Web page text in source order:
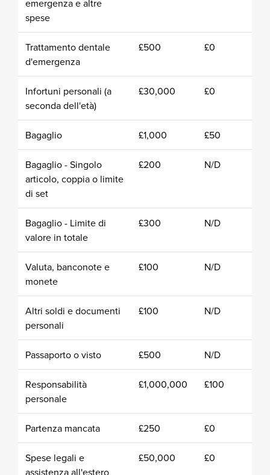
emergenza e altre
spese
Trattamento dentale
d'emergenza
£500 £0
Infortuni personali (a
seconda dell'età)
£30,000 £0
Bagaglio £1,000 £50
Bagaglio - Singolo
articolo, coppia o limite
di set
£200 N/D
Bagaglio - Limite di
valore in totale
£300 N/D
Valuta, banconote e
monete
£100 N/D
Altri soldi e documenti
personali
£100 N/D
Passaporto o visto £500 N/D
Responsabilità
personale
£1,000,000 £100
Partenza mancata £250 £0
Spese legali e
assistenza all'estero
£50,000 £0